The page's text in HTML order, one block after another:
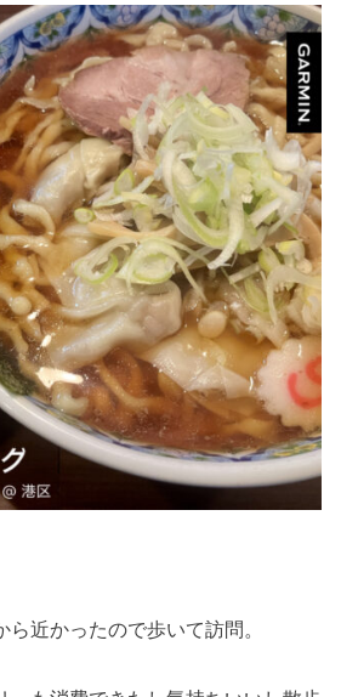
近かったので歩いて訪問。